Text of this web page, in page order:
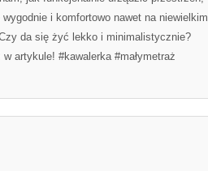
wygodnie i komfortowo nawet na niewielkim
da się żyć lekko i minimalistycznie?
w artykule! #kawalerka #małymetraż